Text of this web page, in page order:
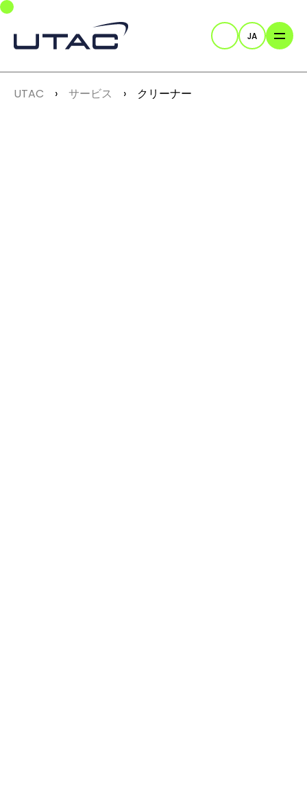
Skip to main navigation
Skip to main content
Skip to page footer
検索JA
You are here:
UTAC サービス クリーナー